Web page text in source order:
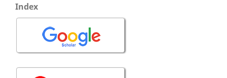
Index